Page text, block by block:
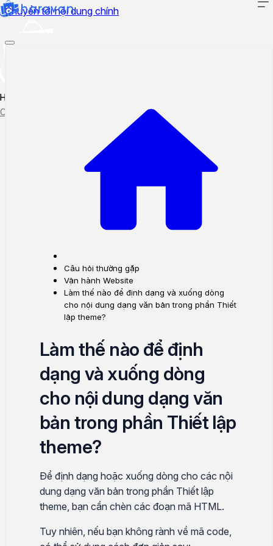
Chuyển tới nội dung chính
Hướng dẫn sử dụng
Cập nhật tính năng mới
Theo dõi ticket
Câu hỏi thường gặp
Vận hành Website
Làm thế nào để định dạng và xuống dòng
cho nội dung dạng văn bản trong phần Thiết
lập theme?
Làm thế nào để định
dạng và xuống dòng
cho nội dung dạng văn
bản trong phần Thiết lập
theme?
Để định dạng hoặc xuống dòng cho các nội
dung dạng văn bản trong phần Thiết lập
theme, bạn cần chèn các đoạn mã HTML.
Tuy nhiên, nếu bạn không rành về mã code,